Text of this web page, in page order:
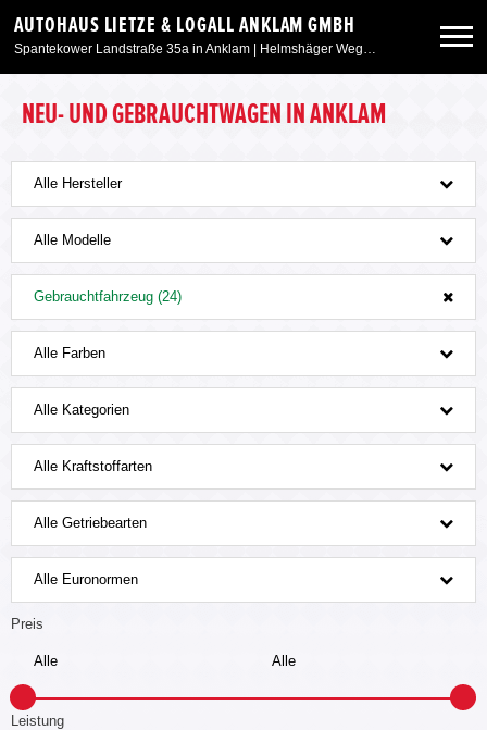
AUTOHAUS LIETZE & LOGALL ANKLAM GMBH
Spantekower Landstraße 35a in Anklam | Helmshäger Weg 6 in Weitenhagen/Greifswald
Neuwagen
Gebrauchtwagen
Angebote
Service & Zubehör
NEU- UND GEBRAUCHTWAGEN IN ANKLAM
Alle Hersteller
Alle Modelle
Gebrauchtfahrzeug (24)
Alle Farben
Alle Kategorien
Alle Kraftstoffarten
Alle Getriebearten
Alle Euronormen
Preis
Leistung